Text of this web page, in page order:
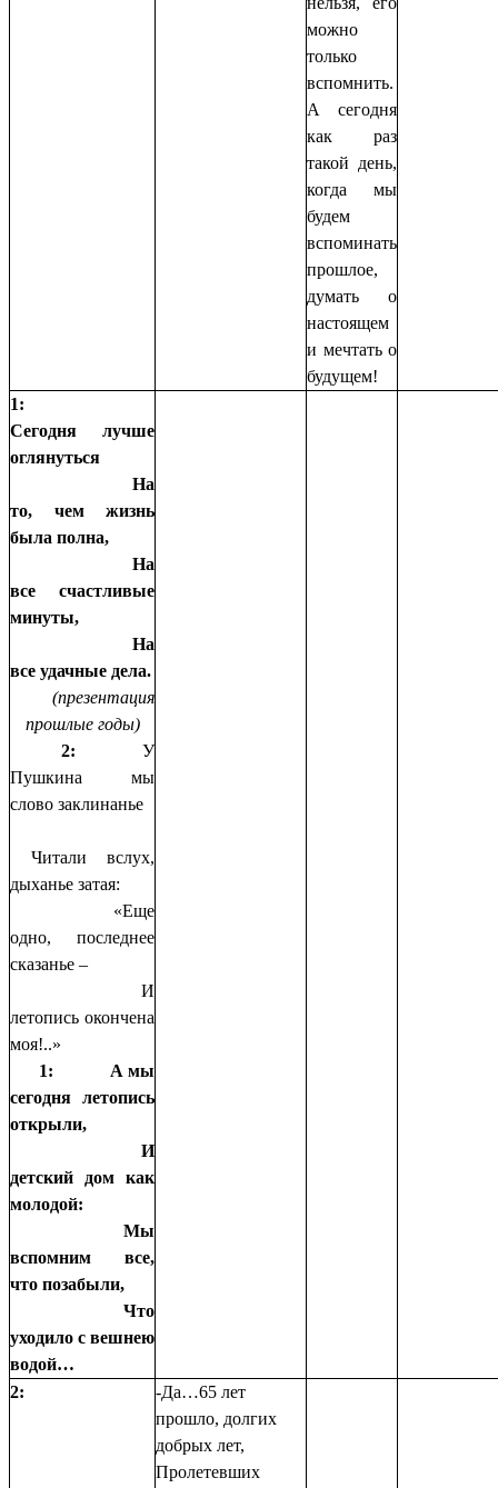
можно
только
вспомнить.
А сегодня
как раз
такой день,
когда мы
будем
вспоминать
прошлое,
думать о
настоящем
и мечтать о
будущем!
1:
Сегодня лучше
оглянуться
На
то, чем жизнь
была полна,
На
все счастливые
минуты,
На
все удачные дела.
(презентация
прошлые годы)
2: У
Пушкина мы
слово заклинанье
Читали вслух,
дыханье затая:
«Еще
одно, последнее
сказанье –
И
летопись окончена
моя!..»
1:
А мы
сегодня летопись
открыли,
И
детский дом как
молодой:
Мы
вспомним все,
что позабыли,
Что
уходило с вешнею
водой…
2:
-Да…65 лет
прошло, долгих
добрых лет,
Пролетевших